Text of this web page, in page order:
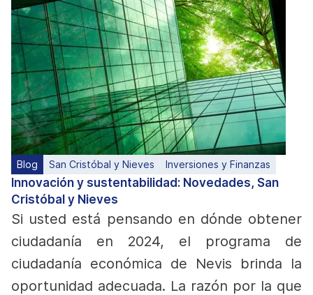
Blog San Cristóbal y Nieves Inversiones y Finanzas
Innovación y sustentabilidad: Novedades, San
Cristóbal y Nieves
Si usted está pensando en dónde obtener
ciudadanía en 2024, el programa de
ciudadanía económica de Nevis brinda la
oportunidad adecuada. La razón por la que